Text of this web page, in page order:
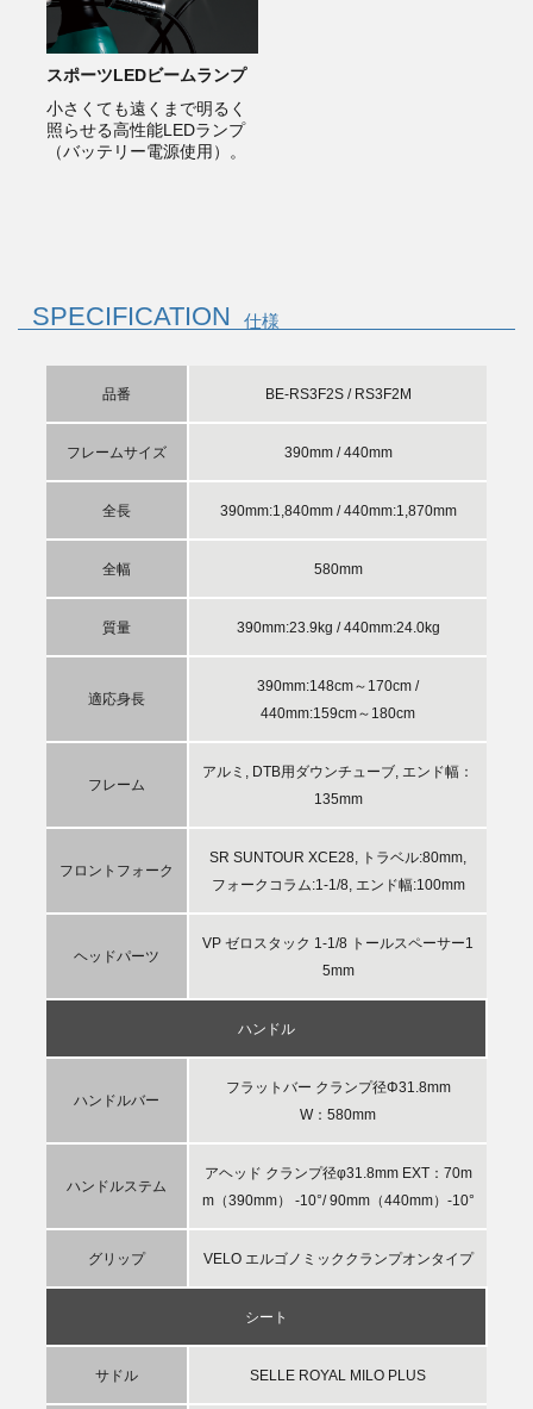
スポーツLEDビームランプ
小さくても遠くまで明るく
照らせる高性能LEDランプ
（バッテリー電源使用）。
SPECIFICATION 仕様
品番 BE-RS3F2S / RS3F2M
フレームサイズ 390mm / 440mm
全長 390mm:1,840mm / 440mm:1,870mm
全幅 580mm
質量 390mm:23.9kg / 440mm:24.0kg
適応身長
390mm:148cm～170cm /
440mm:159cm～180cm
フレーム
アルミ, DTB用ダウンチューブ, エンド幅：
135mm
フロントフォーク
SR SUNTOUR XCE28, トラベル:80mm,
フォークコラム:1-1/8, エンド幅:100mm
ヘッドパーツ
VP ゼロスタック 1-1/8 トールスペーサー1
5mm
ハンドル
ハンドルバー
フラットバー クランプ径Φ31.8mm
W：580mm
ハンドルステム
アヘッド クランプ径φ31.8mm EXT：70m
m（390mm） -10°/ 90mm（440mm）-10°
グリップ VELO エルゴノミッククランプオンタイプ
シート
サドル SELLE ROYAL MILO PLUS